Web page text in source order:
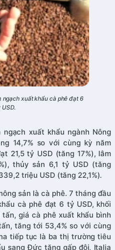
ngạch xuất khẩu cà phê đạt 6
USD.
xuất khẩu ngành Nông
14,7% so với cùng kỳ năm
21,5 tỷ USD (tăng 17%), lâm
thủy sản 6,1 tỷ USD (tăng
triệu USD (tăng 22,1%).
sản là cà phê. 7 tháng đầu
cà phê đạt 6 tỷ USD, khối
giá cà phê xuất khẩu bình
tăng tới 53,4% so với cùng
tiếp tục là ba thị trường tiêu
sang Đức tăng gấp đôi, Italia